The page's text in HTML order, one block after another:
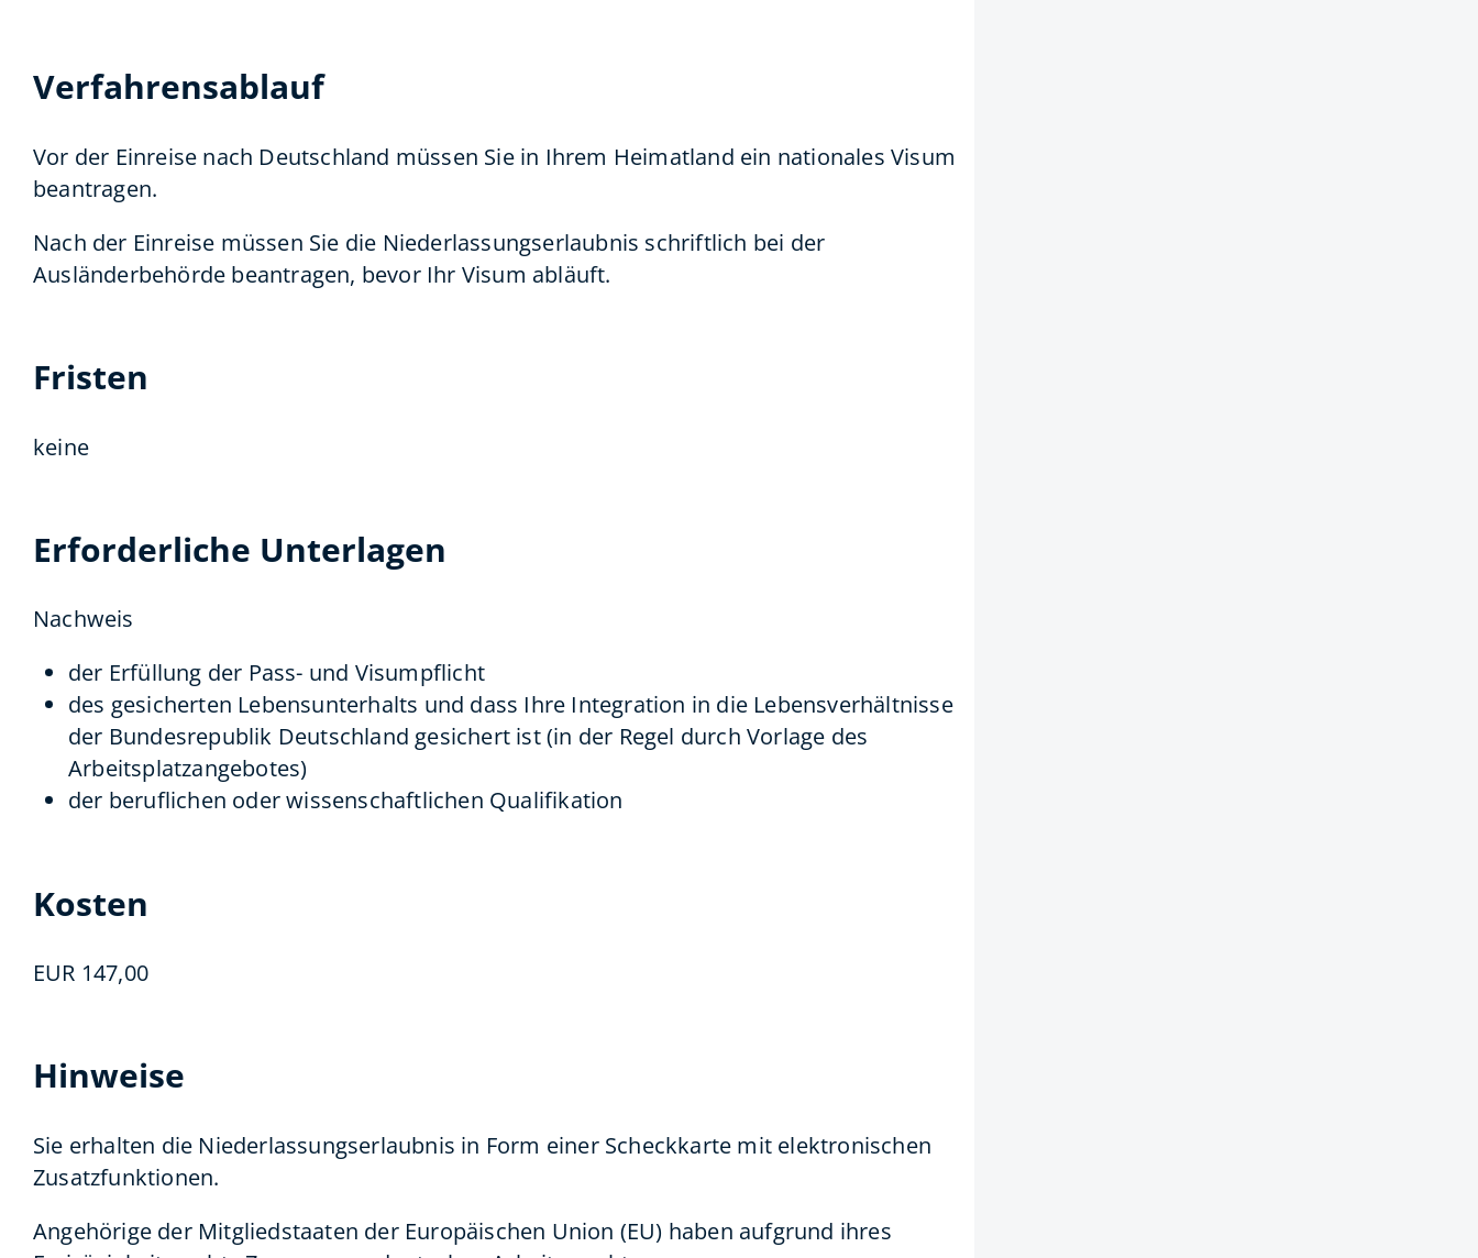
Verfahrensablauf
Vor der Einreise nach Deutschland müssen Sie in Ihrem Heimatland ein nationales Visum
beantragen.
Nach der Einreise müssen Sie die Niederlassungserlaubnis schriftlich bei der
Ausländerbehörde beantragen, bevor Ihr Visum abläuft.
Fristen
keine
Erforderliche Unterlagen
Nachweis
der Erfüllung der Pass- und Visumpflicht
des gesicherten Lebensunterhalts und dass Ihre Integration in die Lebensverhältnisse
der Bundesrepublik Deutschland gesichert ist (in der Regel durch Vorlage des
Arbeitsplatzangebotes)
der beruflichen oder wissenschaftlichen Qualifikation
Kosten
EUR 147,00
Hinweise
Sie erhalten die Niederlassungserlaubnis in Form einer Scheckkarte mit elektronischen
Zusatzfunktionen.
Angehörige der Mitgliedstaaten der Europäischen Union (EU) haben aufgrund ihres